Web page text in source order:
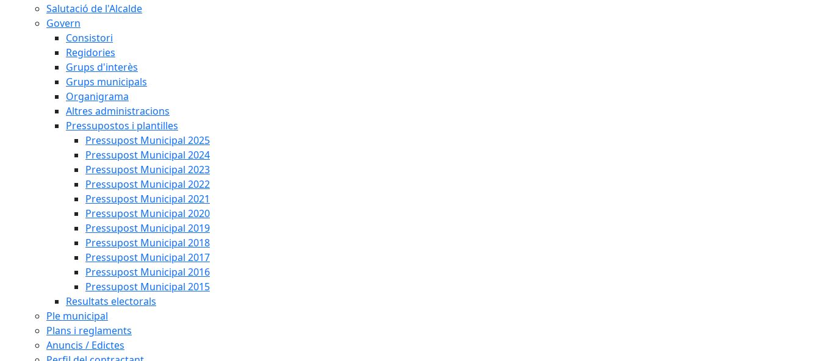
Salutació de l'Alcalde
Govern
Consistori
Regidories
Grups d'interès
Grups municipals
Organigrama
Altres administracions
Pressupostos i plantilles
Pressupost Municipal 2025
Pressupost Municipal 2024
Pressupost Municipal 2023
Pressupost Municipal 2022
Pressupost Municipal 2021
Pressupost Municipal 2020
Pressupost Municipal 2019
Pressupost Municipal 2018
Pressupost Municipal 2017
Pressupost Municipal 2016
Pressupost Municipal 2015
Resultats electorals
Ple municipal
Plans i reglaments
Anuncis / Edictes